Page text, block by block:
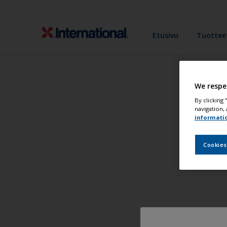
Etusivu
We
By clicking
navigation,